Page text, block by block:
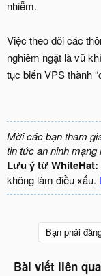
nhiễm.
Việc theo dõi các
nghiêm ngặt là vũ
tục biến VPS thành
Mời các bạn tham
tin tức an ninh mạng
Lưu ý từ WhiteHat:
không làm điều xấu.
Bạn phải
Bài viết liên